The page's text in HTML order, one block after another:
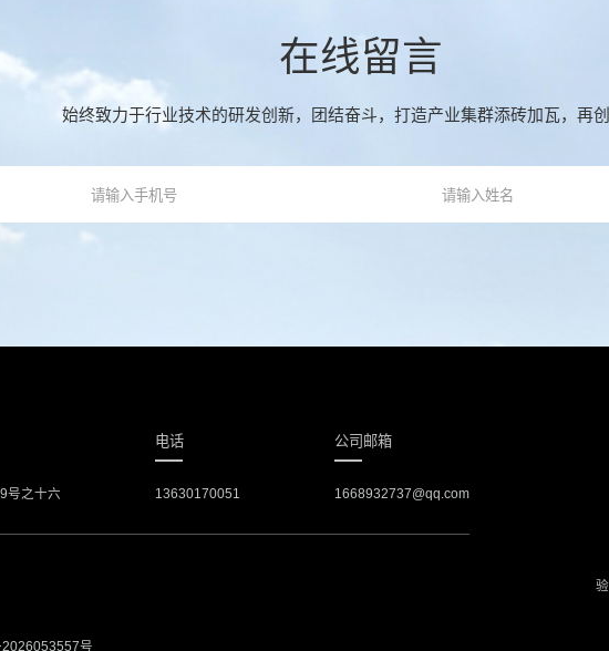
在线留言
始终致力于行业技术的研发创新，团结奋斗，打造产业集群添砖加瓦，再
号之十六
电话
13630170051
公司邮箱
1668932737@qq.com
2026053557号